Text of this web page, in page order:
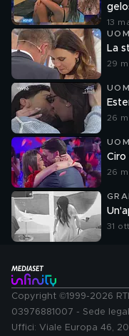
13
La
29
26
Ciro
26
31
Copyright ©1999-2026
03976881007 - Sede
Uffici: Viale Europa 46,